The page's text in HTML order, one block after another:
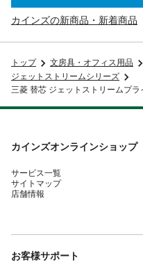
カインズの新商品・新着商品
トップ 文房具・オフィス用品
ジェットストリームシリーズ
三菱 替芯 ジェットストリームプラ
カインズオンラインショップ
サービス一覧
サイトマップ
店舗情報
お客様サポート